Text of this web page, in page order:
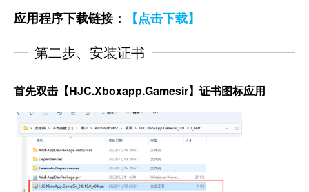
应用程序下载链接： 【点击下载】
第二步、安装证书
首先双击【HJC.Xboxapp.Gamesir】证书图标应用